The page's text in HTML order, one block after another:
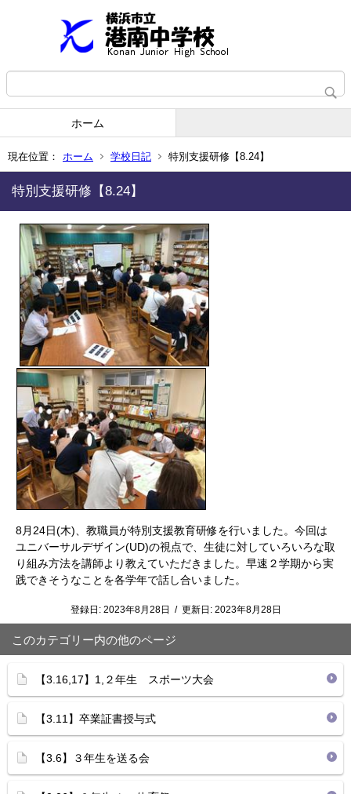
ホーム
現在位置： ホーム 学校日記 特別支援研修【8.24】
特別支援研修【8.24】
8月24日(木)、教職員が特別支援教育研修を行いました。今回は
ユニバーサルデザイン(UD)の視点で、生徒に対していろいろな取
り組み方法を講師より教えていただきました。早速２学期から実
践できそうなことを各学年で話し合いました。
登録日: 2023年8月28日 / 更新日: 2023年8月28日
このカテゴリー内の他のページ
【3.16,17】1,２年生 スポーツ大会
【3.11】卒業証書授与式
【3.6】３年生を送る会